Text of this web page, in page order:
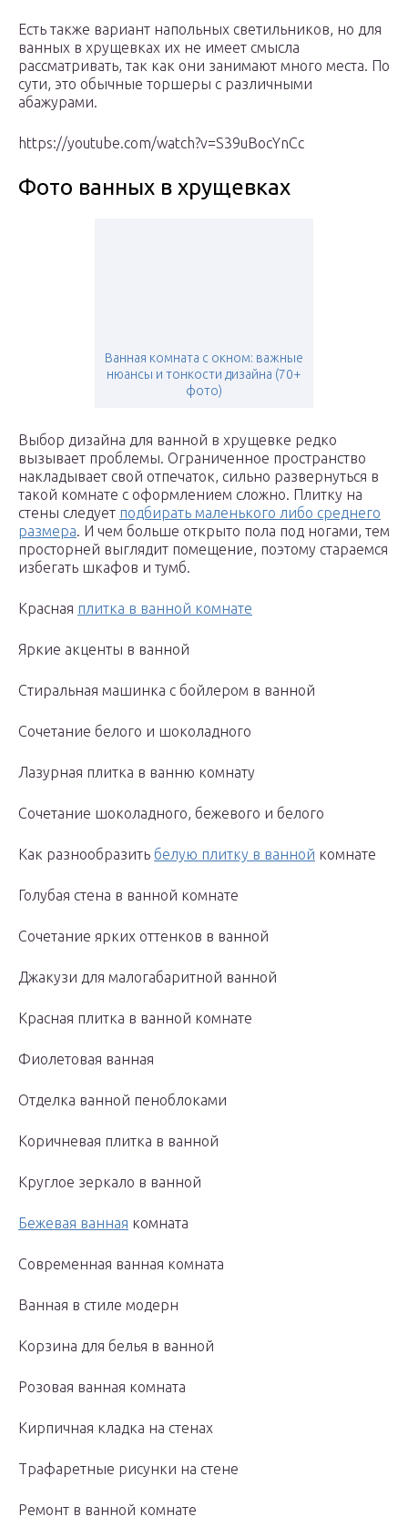
Есть также вариант напольных светильников, но для
ванных в хрущевках их не имеет смысла
рассматривать, так как они занимают много места. По
сути, это обычные торшеры с различными
абажурами.
https://youtube.com/watch?v=S39uBocYnCc
Фото ванных в хрущевках
Ванная комната с окном: важные
нюансы и тонкости дизайна (70+
фото)
Выбор дизайна для ванной в хрущевке редко
вызывает проблемы. Ограниченное пространство
накладывает свой отпечаток, сильно развернуться в
такой комнате с оформлением сложно. Плитку на
стены следует подбирать маленького либо среднего
размера. И чем больше открыто пола под ногами, тем
просторней выглядит помещение, поэтому стараемся
избегать шкафов и тумб.
Красная плитка в ванной комнате
Яркие акценты в ванной
Стиральная машинка с бойлером в ванной
Сочетание белого и шоколадного
Лазурная плитка в ванню комнату
Сочетание шоколадного, бежевого и белого
Как разнообразить белую плитку в ванной комнате
Голубая стена в ванной комнате
Сочетание ярких оттенков в ванной
Джакузи для малогабаритной ванной
Красная плитка в ванной комнате
Фиолетовая ванная
Отделка ванной пеноблоками
Коричневая плитка в ванной
Круглое зеркало в ванной
Бежевая ванная комната
Современная ванная комната
Ванная в стиле модерн
Корзина для белья в ванной
Розовая ванная комната
Кирпичная кладка на стенах
Трафаретные рисунки на стене
Ремонт в ванной комнате